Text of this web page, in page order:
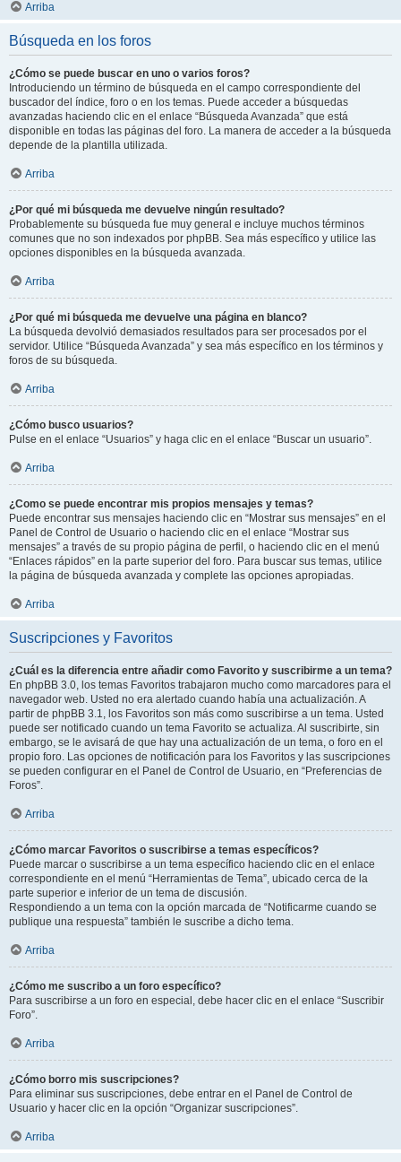
Arriba
Búsqueda en los foros
¿Cómo se puede buscar en uno o varios foros?
Introduciendo un término de búsqueda en el campo correspondiente del
buscador del índice, foro o en los temas. Puede acceder a búsquedas
avanzadas haciendo clic en el enlace “Búsqueda Avanzada” que está
disponible en todas las páginas del foro. La manera de acceder a la búsqueda
depende de la plantilla utilizada.
Arriba
¿Por qué mi búsqueda me devuelve ningún resultado?
Probablemente su búsqueda fue muy general e incluye muchos términos
comunes que no son indexados por phpBB. Sea más específico y utilice las
opciones disponibles en la búsqueda avanzada.
Arriba
¿Por qué mi búsqueda me devuelve una página en blanco?
La búsqueda devolvió demasiados resultados para ser procesados por el
servidor. Utilice “Búsqueda Avanzada” y sea más específico en los términos y
foros de su búsqueda.
Arriba
¿Cómo busco usuarios?
Pulse en el enlace “Usuarios” y haga clic en el enlace “Buscar un usuario”.
Arriba
¿Como se puede encontrar mis propios mensajes y temas?
Puede encontrar sus mensajes haciendo clic en “Mostrar sus mensajes” en el
Panel de Control de Usuario o haciendo clic en el enlace “Mostrar sus
mensajes” a través de su propio página de perfil, o haciendo clic en el menú
“Enlaces rápidos” en la parte superior del foro. Para buscar sus temas, utilice
la página de búsqueda avanzada y complete las opciones apropiadas.
Arriba
Suscripciones y Favoritos
¿Cuál es la diferencia entre añadir como Favorito y suscribirme a un tema?
En phpBB 3.0, los temas Favoritos trabajaron mucho como marcadores para el
navegador web. Usted no era alertado cuando había una actualización. A
partir de phpBB 3.1, los Favoritos son más como suscribirse a un tema. Usted
puede ser notificado cuando un tema Favorito se actualiza. Al suscribirte, sin
embargo, se le avisará de que hay una actualización de un tema, o foro en el
propio foro. Las opciones de notificación para los Favoritos y las suscripciones
se pueden configurar en el Panel de Control de Usuario, en “Preferencias de
Foros”.
Arriba
¿Cómo marcar Favoritos o suscribirse a temas específicos?
Puede marcar o suscribirse a un tema específico haciendo clic en el enlace
correspondiente en el menú “Herramientas de Tema”, ubicado cerca de la
parte superior e inferior de un tema de discusión.
Respondiendo a un tema con la opción marcada de “Notificarme cuando se
publique una respuesta” también le suscribe a dicho tema.
Arriba
¿Cómo me suscribo a un foro específico?
Para suscribirse a un foro en especial, debe hacer clic en el enlace “Suscribir
Foro”.
Arriba
¿Cómo borro mis suscripciones?
Para eliminar sus suscripciones, debe entrar en el Panel de Control de
Usuario y hacer clic en la opción “Organizar suscripciones”.
Arriba